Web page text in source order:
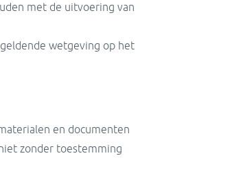
met de uitvoering van
wetgeving op het
en documenten
zonder toestemming